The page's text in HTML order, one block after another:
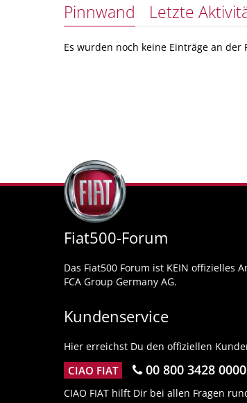
Pinnwand Letzte
Es wurden noch keine Einträge an der
Fiat500-Forum
Das Fiat500 Forum ist KEIN offizielles
FCA Group Germany AG.
Kundenservice
Hier erreichst Du den offiziellen
CIAO FIAT 00 800 3428 0000
CIAO FIAT hilft Dir bei allen Fragen